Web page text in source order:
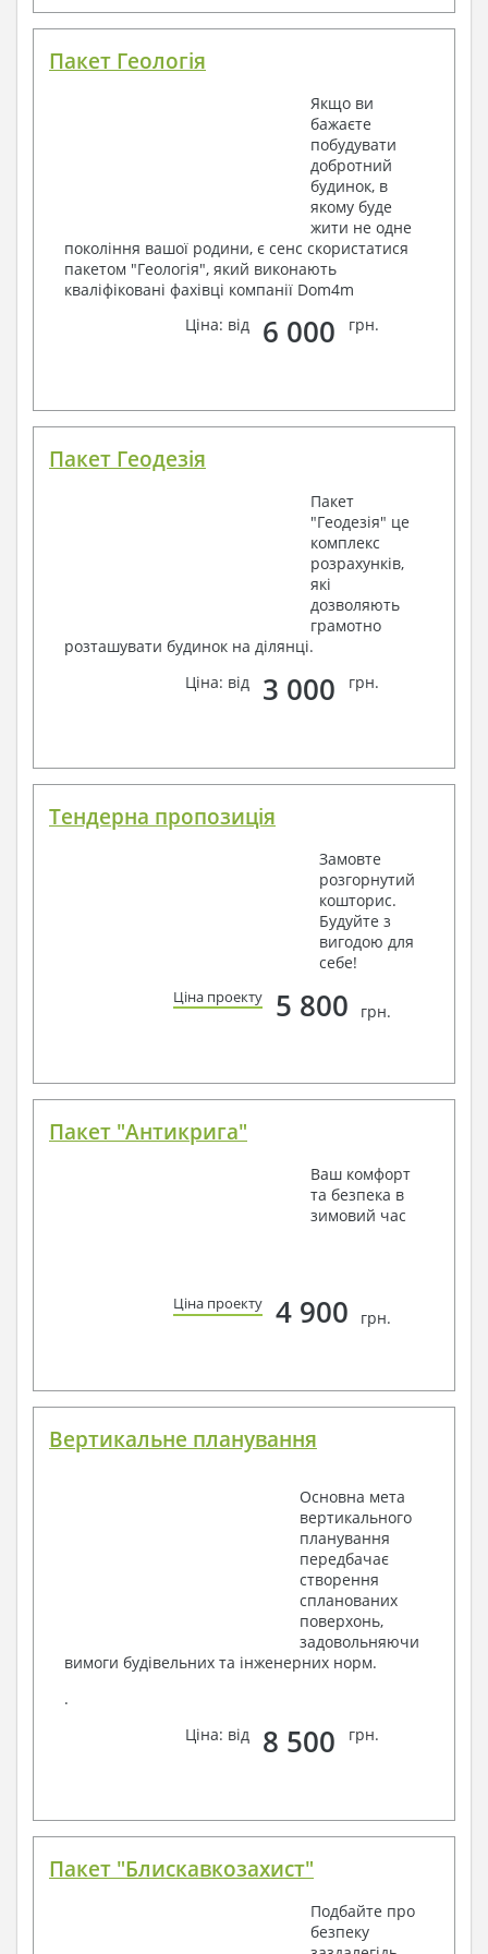
Пакет Геологія
Якщо ви
бажаєте
побудувати
добротний
будинок, в
якому буде
жити не одне
покоління вашої родини, є сенс скористатися
пакетом "Геологія", який виконають
кваліфіковані фахівці компанії Dom4m
Ціна: від
6 000 грн.
Пакет Геодезія
Пакет
"Геодезія" це
комплекс
розрахунків,
які
дозволяють
грамотно
розташувати будинок на ділянці.
Ціна: від
3 000 грн.
Тендерна пропозиція
Замовте
розгорнутий
кошторис.
Будуйте з
вигодою для
себе!
Ціна проекту 5 800 грн.
Пакет "Антикрига"
Ваш комфорт
та безпека в
зимовий час
Ціна проекту 4 900 грн.
Вертикальне планування
Основна мета
вертикального
планування
передбачає
створення
спланованих
поверхонь,
задовольняючи
вимоги будівельних та інженерних норм.
.
Ціна: від
8 500 грн.
Пакет "Блискавкозахист"
Подбайте про
безпеку